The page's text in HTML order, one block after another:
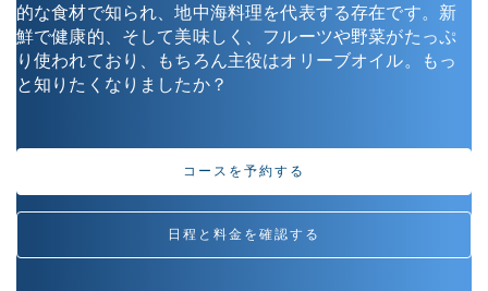
的な食材で知られ、地中海料理を代表する存在です。新
鮮で健康的、そして美味しく、フルーツや野菜がたっぷ
り使われており、もちろん主役はオリーブオイル。もっ
と知りたくなりましたか？
コースを予約する
日程と料金を確認する